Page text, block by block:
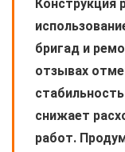
Конструкция
бригад и
отзывах
снижает
работ.